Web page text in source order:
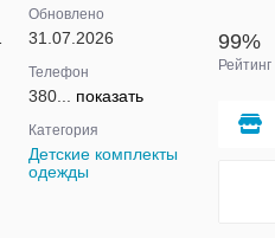
Обновлено
31.07.2026
Телефон
380... показать
Категория
Детские комплекты
одежды
99%
Рейтинг